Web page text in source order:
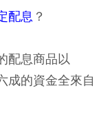
配息 ？
配息商品以
成的資金全來自